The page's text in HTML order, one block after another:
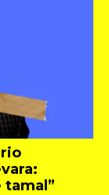
tamal”